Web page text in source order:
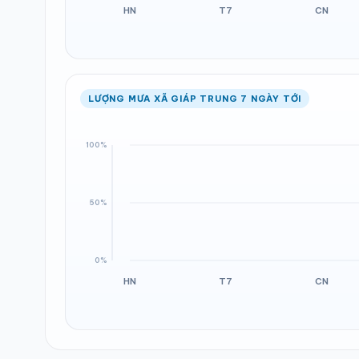
LƯỢNG MƯA XÃ GIÁP TRUNG 7 NGÀY TỚI